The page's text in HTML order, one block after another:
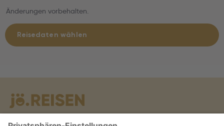
Änderungen vorbehalten.
Reisedaten wählen